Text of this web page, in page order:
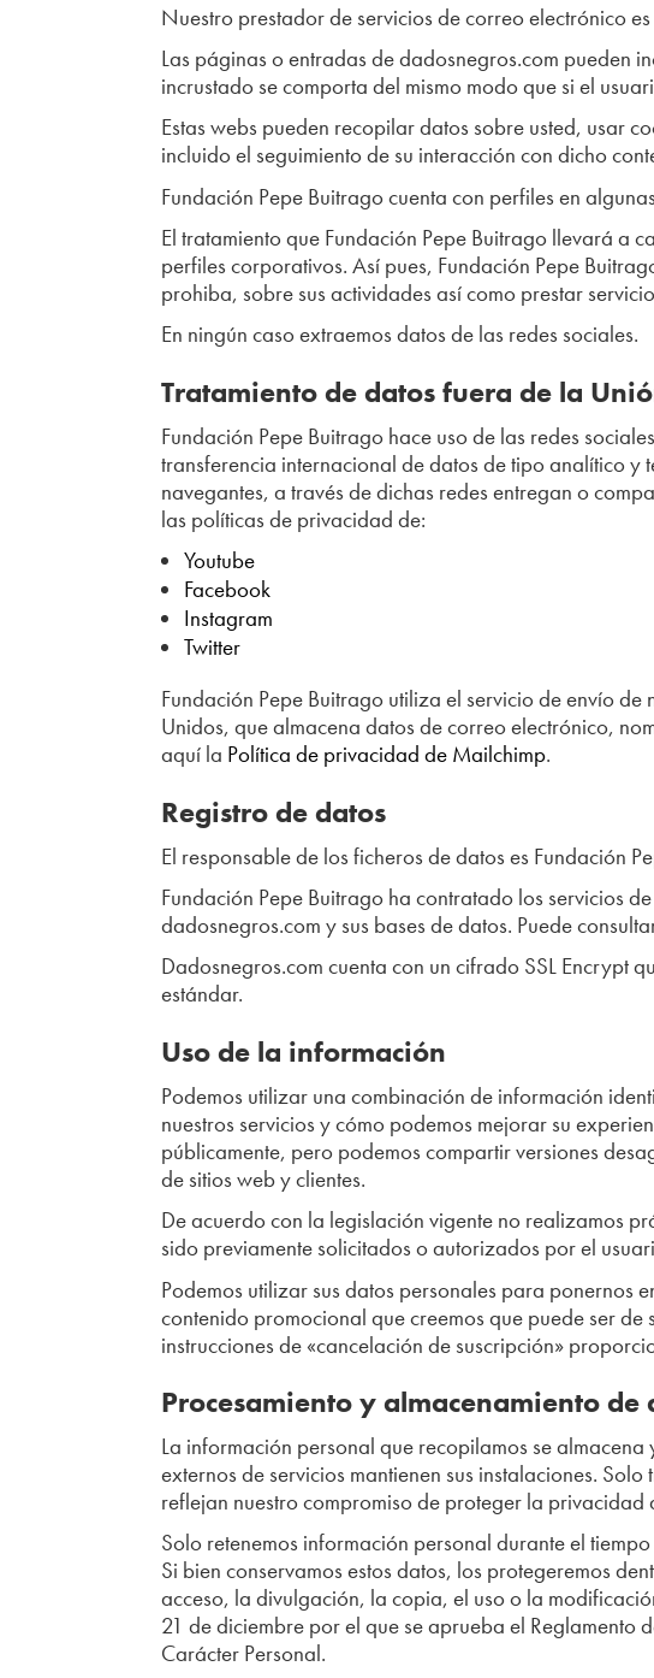
Nuestro prestador de servicios de correo electrónico
Las páginas o entradas de dadosnegros.com pueden
incrustado se comporta del mismo modo que si el
Estas webs pueden recopilar datos sobre usted, usar
incluido el seguimiento de su interacción con dicho
Fundación Pepe Buitrago cuenta con perfiles en
El tratamiento que Fundación Pepe Buitrago llevará a
perfiles corporativos. Así pues, Fundación Pepe
prohiba, sobre sus actividades así como prestar
En ningún caso extraemos datos de las redes sociales.
Tratamiento de datos fuera de la
Fundación Pepe Buitrago hace uso de las redes
transferencia internacional de datos de tipo analítico y
navegantes, a través de dichas redes entregan o
las políticas de privacidad de:
Youtube
Facebook
Instagram
Twitter
Fundación Pepe Buitrago utiliza el servicio de envío
Unidos, que almacena datos de correo electrónico,
aquí la Política de privacidad de Mailchimp.
Registro de datos
El responsable de los ficheros de datos es Fundación
Fundación Pepe Buitrago ha contratado los servicios
dadosnegros.com y sus bases de datos. Puede
Dadosnegros.com cuenta con un cifrado SSL Encrypt
estándar.
Uso de la información
Podemos utilizar una combinación de información
nuestros servicios y cómo podemos mejorar su
públicamente, pero podemos compartir versiones
de sitios web y clientes.
De acuerdo con la legislación vigente no realizamos
sido previamente solicitados o autorizados por el
Podemos utilizar sus datos personales para ponernos
contenido promocional que creemos que puede ser
instrucciones de «cancelación de suscripción»
Procesamiento y almacenamiento de
La información personal que recopilamos se
externos de servicios mantienen sus instalaciones.
reflejan nuestro compromiso de proteger la privacidad
Solo retenemos información personal durante el
Si bien conservamos estos datos, los protegeremos
acceso, la divulgación, la copia, el uso o la
21 de diciembre por el que se aprueba el
Carácter Personal.